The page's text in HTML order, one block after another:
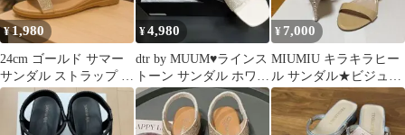
¥1,980
24cm ゴールド サマー
サンダル ストラップ ラ
メ ぺたんこ キラキラ
¥4,980
dtr by MUUM♥ラインス
トーン サンダル ホワイ
ト♥Мサイズ♥送料込み
¥ 7,000
MIUMIU キラキラヒー
ル サンダル★ビジュー
ヒール★ベージュ★ミ
ュウミュウ